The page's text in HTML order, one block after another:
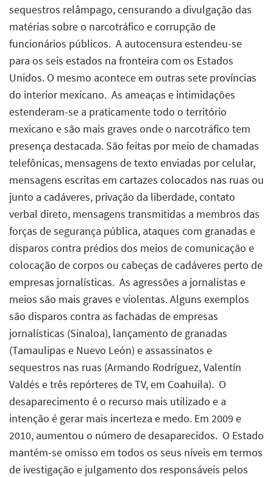
sequestros relâmpago, censurando a divulgação das
matérias sobre o narcotráfico e corrupção de
funcionários públicos.  A autocensura estendeu-se
para os seis estados na fronteira com os Estados
Unidos. O mesmo acontece em outras sete províncias
do interior mexicano.  As ameaças e intimidações
estenderam-se a praticamente todo o território
mexicano e são mais graves onde o narcotráfico tem
presença destacada. São feitas por meio de chamadas
telefônicas, mensagens de texto enviadas por celular,
mensagens escritas em cartazes colocados nas ruas ou
junto a cadáveres, privação da liberdade, contato
verbal direto, mensagens transmitidas a membros das
forças de segurança pública, ataques com granadas e
disparos contra prédios dos meios de comunicação e
colocação de corpos ou cabeças de cadáveres perto de
empresas jornalísticas.  As agressões a jornalistas e
meios são mais graves e violentas. Alguns exemplos
são disparos contra as fachadas de empresas
jornalísticas (Sinaloa), lançamento de granadas
(Tamaulipas e Nuevo León) e assassinatos e
sequestros nas ruas (Armando Rodríguez, Valentín
Valdés e três repórteres de TV, em Coahuila).  O
desaparecimento é o recurso mais utilizado e a
intenção é gerar mais incerteza e medo. Em 2009 e
2010, aumentou o número de desaparecidos.  O Estado
mantém-se omisso em todos os seus níveis em termos
de ivestigação e julgamento dos responsáveis pelos